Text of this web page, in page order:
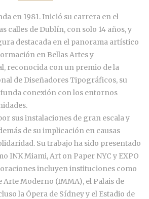
en 1981. Inició su carrera en el
calles de Dublín, con solo 14 años, y
destacada en el panorama artístico
en Bellas Artes y
reconocida con un premio de la
de Diseñadores Tipográficos, su
conexión con los entornos
sus instalaciones de gran escala y
de su implicación en causas
Su trabajo ha sido presentado
INK Miami, Art on Paper NYC y EXPO
incluyen instituciones como
Arte Moderno (IMMA), el Palais de
la Ópera de Sídney y el Estadio de